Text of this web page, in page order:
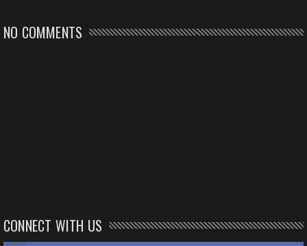
NO COMMENTS
CONNECT WITH US